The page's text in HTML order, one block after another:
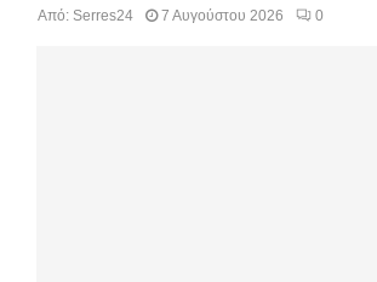
Από: Serres24 7 Αυγούστου 2026 0